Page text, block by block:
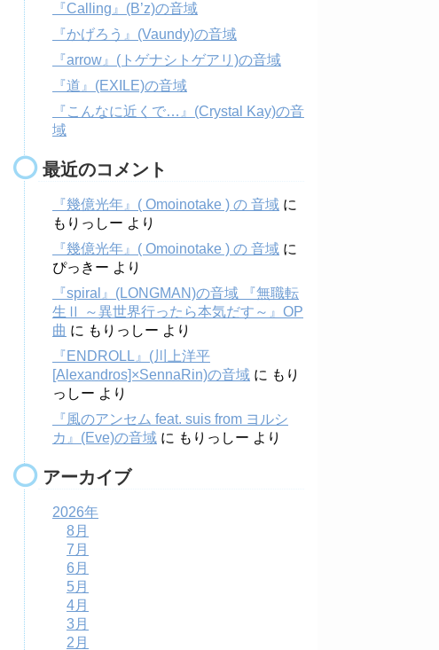
『Calling』(B’z)の音域
『かげろう』(Vaundy)の音域
『arrow』(トゲナシトゲアリ)の音域
『道』(EXILE)の音域
『こんなに近くで…』(Crystal Kay)の音
域
最近のコメント
『幾億光年』( Omoinotake ) の 音域 に
もりっしー より
『幾億光年』( Omoinotake ) の 音域 に
ぴっきー より
『spiral』(LONGMAN)の音域 『無職転
生Ⅱ ～異世界行ったら本気だす～』OP
曲 に もりっしー より
『ENDROLL』(川上洋平
[Alexandros]×SennaRin)の音域 に もり
っしー より
『風のアンセム feat. suis from ヨルシ
カ』(Eve)の音域 に もりっしー より
アーカイブ
2026年
8月
7月
6月
5月
4月
3月
2月